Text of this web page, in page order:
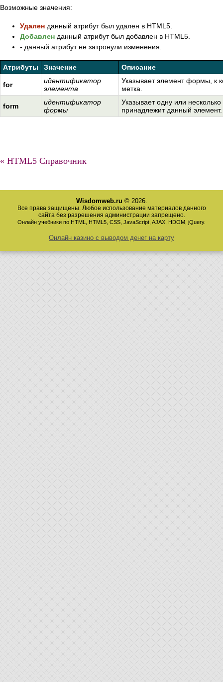
Возможные значения:
Удален данный атрибут был удален в HTML5.
Добавлен данный атрибут был добавлен в HTML5.
- данный атрибут не затронули изменения.
Атрибуты Значение Описание
for
идентификатор
элемента
Указывает элемент формы, к
метка.
form
идентификатор
формы
Указывает одну или
принадлежит данный элемент.
« HTML5 Справочник
Wisdomweb.ru © 2026.
Все права защищены. Любое использование материалов данного
сайта без разрешения администрации запрещено.
Онлайн учебники по HTML, HTML5, CSS, JavaScript, AJAX, HDOM, jQuery.
Онлайн казино с выводом денег на карту